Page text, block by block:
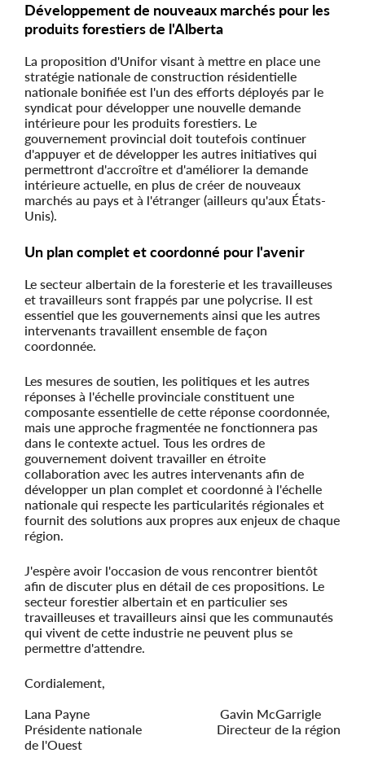
Développement de nouveaux marchés pour les
produits forestiers de l'Alberta
La proposition d'Unifor visant à mettre en place une
stratégie nationale de construction résidentielle
nationale bonifiée est l'un des efforts déployés par le
syndicat pour développer une nouvelle demande
intérieure pour les produits forestiers. Le
gouvernement provincial doit toutefois continuer
d'appuyer et de développer les autres initiatives qui
permettront d'accroître et d'améliorer la demande
intérieure actuelle, en plus de créer de nouveaux
marchés au pays et à l'étranger (ailleurs qu'aux États-
Unis).
Un plan complet et coordonné pour l'avenir
Le secteur albertain de la foresterie et les travailleuses
et travailleurs sont frappés par une polycrise. Il est
essentiel que les gouvernements ainsi que les autres
intervenants travaillent ensemble de façon
coordonnée.
Les mesures de soutien, les politiques et les autres
réponses à l'échelle provinciale constituent une
composante essentielle de cette réponse coordonnée,
mais une approche fragmentée ne fonctionnera pas
dans le contexte actuel. Tous les ordres de
gouvernement doivent travailler en étroite
collaboration avec les autres intervenants afin de
développer un plan complet et coordonné à l'échelle
nationale qui respecte les particularités régionales et
fournit des solutions aux propres aux enjeux de chaque
région.
J'espère avoir l'occasion de vous rencontrer bientôt
afin de discuter plus en détail de ces propositions. Le
secteur forestier albertain et en particulier ses
travailleuses et travailleurs ainsi que les communautés
qui vivent de cette industrie ne peuvent plus se
permettre d'attendre.
Cordialement,
Lana Payne Gavin McGarrigle
Présidente nationale Directeur de la région
de l'Ouest